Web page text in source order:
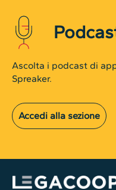
Ascolta i podcast di
Spreaker.
Accedi alla sezione